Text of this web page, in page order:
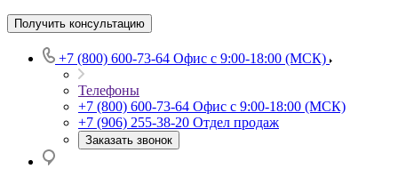
Получить консультацию
+7 (800) 600-73-64 Офис с 9:00-18:00 (МСК)
Телефоны
+7 (800) 600-73-64 Офис с 9:00-18:00 (МСК)
+7 (906) 255-38-20 Отдел продаж
Заказать звонок